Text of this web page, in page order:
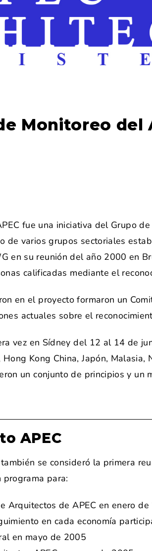
Monitoreo del
fue una iniciativa del Grupo
de varios grupos sectoriales
en su reunión del año 2000 en
calificadas mediante el
en el proyecto formaron un
actuales sobre el
vez en Sídney del 12 al 14 de
Kong China, Japón,
un conjunto de principios y un
APEC
se consideró la primera
programa para:
Arquitectos de APEC en enero
en cada economía
en mayo de 2005